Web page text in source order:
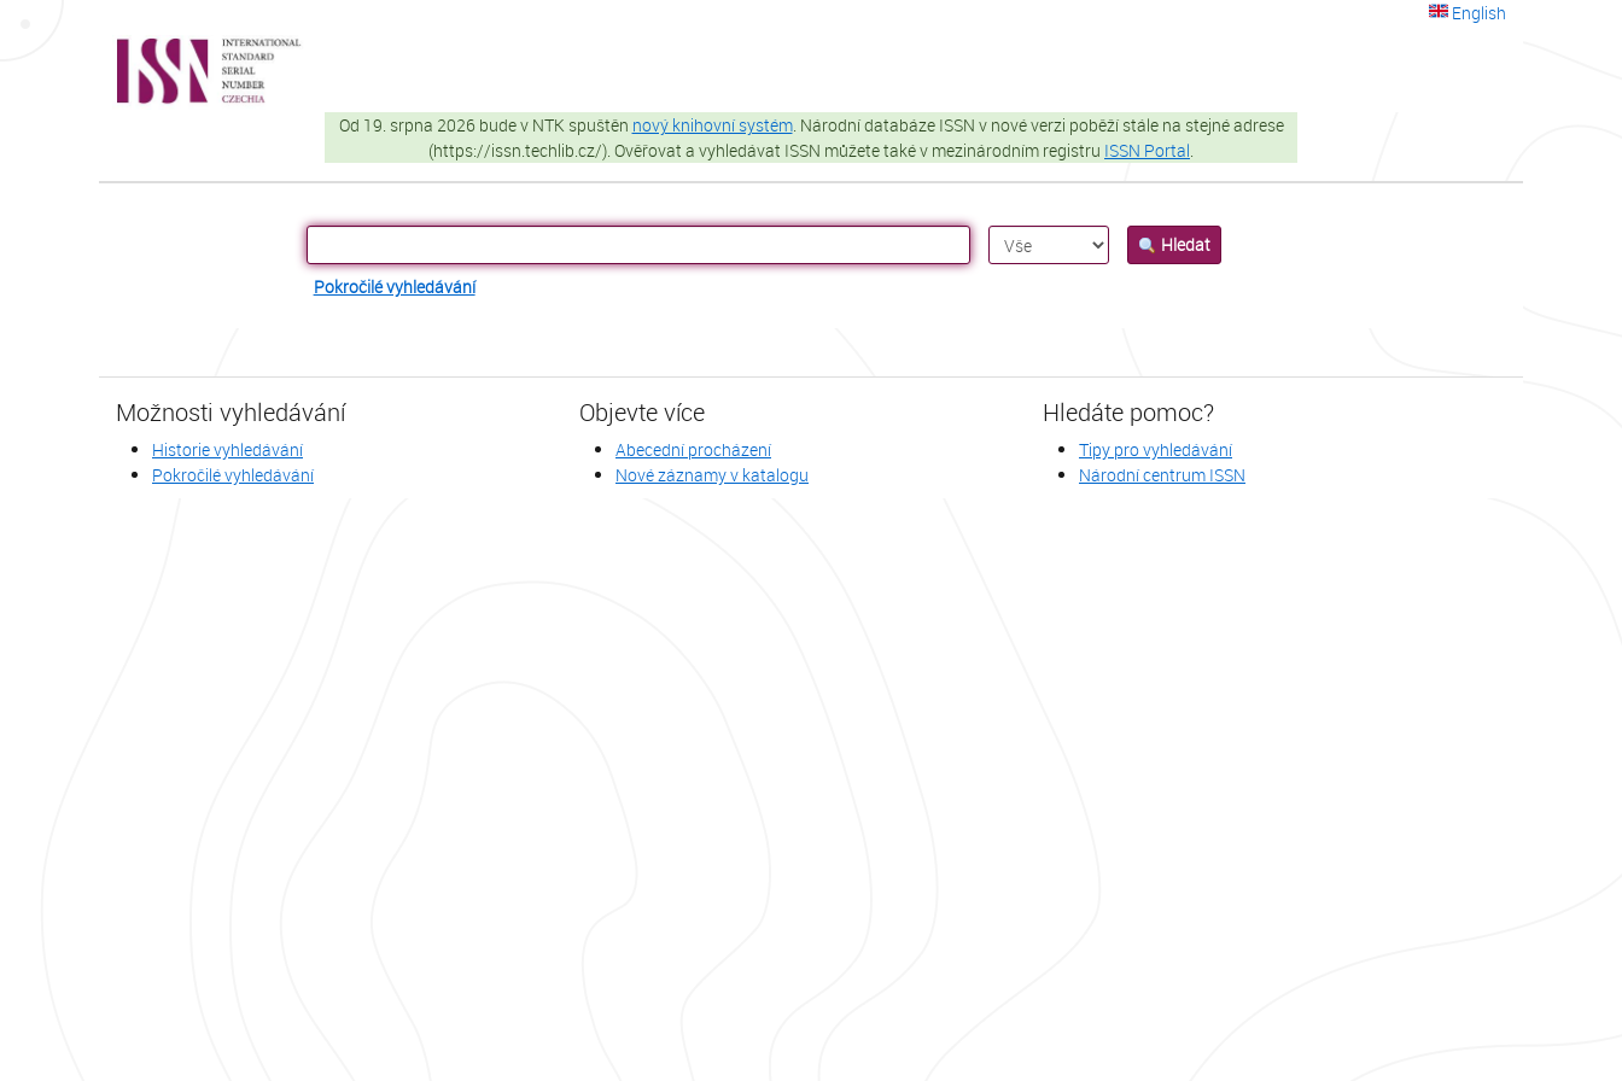
English
VuFind
Od 19. srpna 2026 bude v NTK spuštěn nový knihovní systém. Národní databáze ISSN v nové verzi poběží stále na stejné adrese
(https://issn.techlib.cz/). Ověřovat a vyhledávat ISSN můžete také v mezinárodním registru ISSN Portal.
Hledat
Pokročilé vyhledávání
Možnosti vyhledávání
Historie vyhledávání
Pokročilé vyhledávání
Objevte více
Abecední procházení
Nové záznamy v katalogu
Hledáte pomoc?
Tipy pro vyhledávání
Národní centrum ISSN